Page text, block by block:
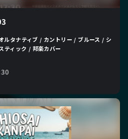
ルタナティブ / カントリー / ブルース / シ
ティック / 邦楽カバー